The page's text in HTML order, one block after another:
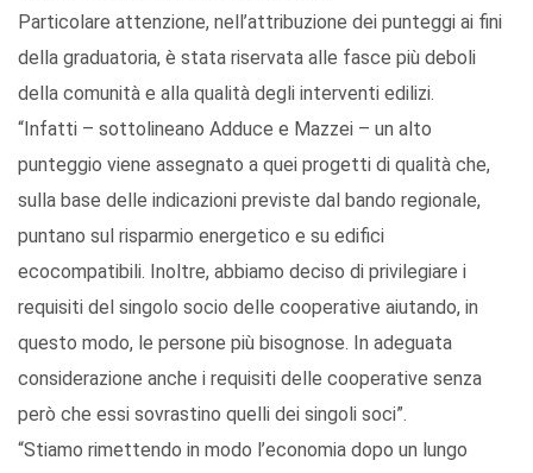
Particolare attenzione, nell’attribuzione dei punteggi ai fini
della graduatoria, è stata riservata alle fasce più deboli
della comunità e alla qualità degli interventi edilizi.
“Infatti – sottolineano Adduce e Mazzei – un alto
punteggio viene assegnato a quei progetti di qualità che,
sulla base delle indicazioni previste dal bando regionale,
puntano sul risparmio energetico e su edifici
ecocompatibili. Inoltre, abbiamo deciso di privilegiare i
requisiti del singolo socio delle cooperative aiutando, in
questo modo, le persone più bisognose. In adeguata
considerazione anche i requisiti delle cooperative senza
però che essi sovrastino quelli dei singoli soci”.
“Stiamo rimettendo in modo l’economia dopo un lungo